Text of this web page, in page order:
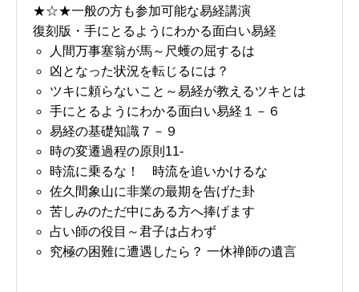
★☆★一般の方も参加可能な易経講演
復刻版・手にとるようにわかる面白い易経
人間万事塞翁が馬～尺蠖の屈するは
凶となった状況を転じるには？
ツキに頼らないこと～易経が教えるツキとは
手にとるようにわかる面白い易経１－６
易経の基礎知識７－９
時の変遷過程の原則11-
時流に乗るな！ 時流を追いかけるな
佐久間象山に非業の最期を告げた卦
苦しみのただ中にある方へ捧げます
占い師の役目～君子は占わず
究極の困難に遭遇したら？ 一休禅師の遺言